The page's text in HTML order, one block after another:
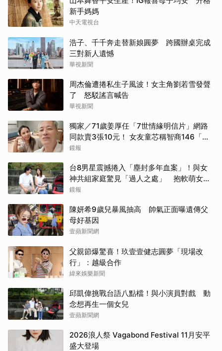
新手媽媽
中天電視台
浩子、千千奔走替新娘圓夢 跨國辦桌完成
三對新人遺憾
華視新聞
周杰倫遭捲私生子風波！女主角劉若雪發聲
了 怒駁謠言喊告
華視新聞
獨家／71歲姜厚任「7世情緣明信片」網路
同款賣3張10元！ 女友童芯稱智商146「台
大3碩1博」 台灣大學回應了！
鏡報
台8男星震撼捲入「塵封多年血案」！與女
神共組家庭驚見「過人之處」 抱軟萌女娃
動念再拚一胎
鏡報
陳妍希9歲兒暴風抽高 帥氣正面曝遺傳父
母好基因
壹蘋新聞網
父親節爆驚喜！玖壹壹健志圓夢「現場改
行」：越級合作
緯來娛樂新聞
邱凱偉挑戰台語八點檔！與小演員對戲 動
念想再生一個女兒
壹蘋新聞網
2026浪人祭 Vagabond Festival 11月安平
盛大登場